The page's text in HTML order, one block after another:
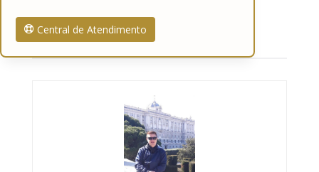
Central de Atendimento